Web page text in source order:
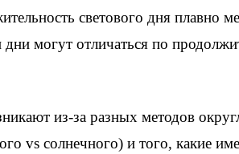
светового дня плавно
могут отличаться по
из-за разных методов
vs солнечного) и того, какие